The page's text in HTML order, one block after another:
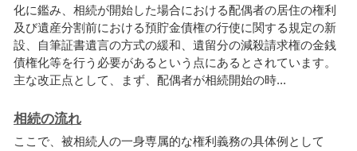
化に鑑み、相続が開始した場合における配偶者の居住の権利
及び遺産分割前における預貯金債権の行使に関する規定の新
設、自筆証書遺言の方式の緩和、遺留分の減殺請求権の金銭
債権化等を行う必要があるという点にあるとされています。
主な改正点として、まず、配偶者が相続開始の時...
相続の流れ
ここで、被相続人の一身専属的な権利義務の具体例として